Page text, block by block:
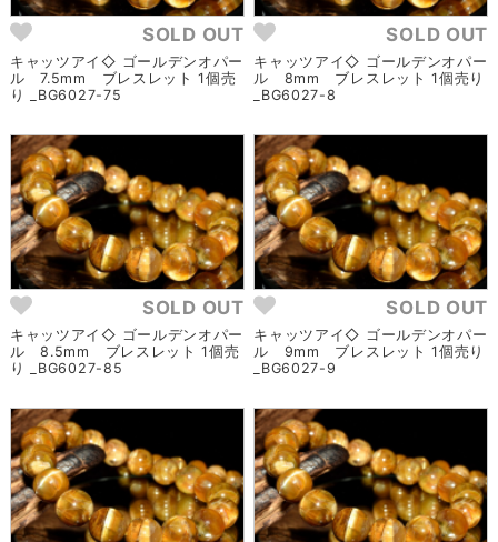
SOLD OUT
キャッツアイ◇ ゴールデンオパー
ル 7.5mm ブレスレット 1個売
り _BG6027-75
SOLD OUT
キャッツアイ◇ ゴールデンオパー
ル 8mm ブレスレット 1個売り
_BG6027-8
SOLD OUT
キャッツアイ◇ ゴールデンオパー
ル 8.5mm ブレスレット 1個売
り _BG6027-85
SOLD OUT
キャッツアイ◇ ゴールデンオパー
ル 9mm ブレスレット 1個売り
_BG6027-9